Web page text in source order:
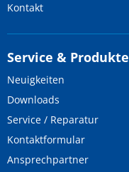
Kontakt
Service & Produkte
Neuigkeiten
Downloads
Service / Reparatur
Kontaktformular
Ansprechpartner